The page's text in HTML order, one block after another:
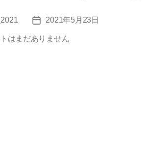
2021年5月23日
はまだありません